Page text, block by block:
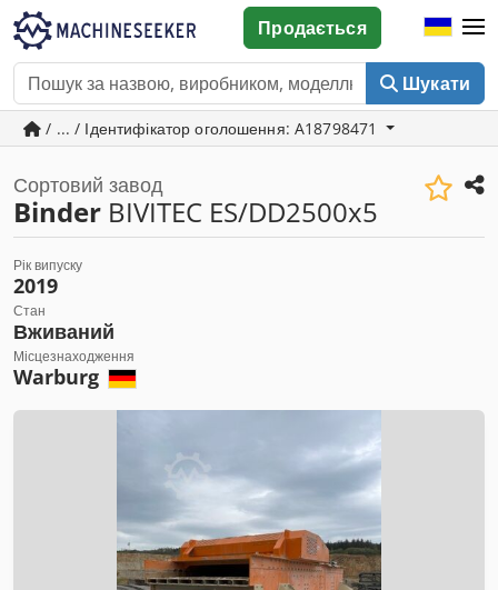
Шукати
Продається
/ ... / Ідентифікатор оголошення: A18798471
Сортовий завод
Binder BIVITEC ES/DD2500x5
Рік випуску
2019
Стан
Вживаний
Місцезнаходження
Warburg